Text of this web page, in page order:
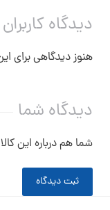
دیدگاه کاربران
هنوز دیدگاهی
دیدگاه شما
شما هم درباره این
ثبت دیدگاه